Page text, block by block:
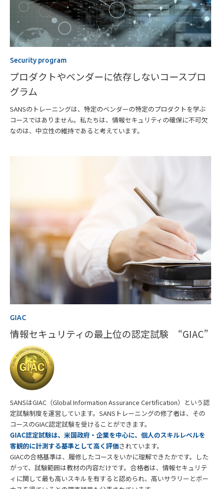
Security program
プロダクトやベンダーに依存しないコースプロ
グラム
SANSのトレーニングは、特定のベンダーの特定のプロダクトを学ぶ
コースではありません。私たちは、情報セキュリティの確保に不可欠
なのは、中立性の維持であると考えています。
GIAC
情報セキュリティの最上位の認定試験 “GIAC”
SANSはGIAC（Global Information Assurance Certification）という認
定試験制度を運営しています。SANSトレーニングの修了者は、その
コースのGIAC認定試験を受けることができます。
GIAC認定試験は、米国政府・企業を中心に、個人のスキルレベルを
客観的に計測する基準として高く評価されています。
GIACの合格基準は、履修したコースをいかに理解できたかです。した
がって、試験範囲は教材の内容だけです。合格者は、情報セキュリテ
ィに関して最も高いスキルを有すると認められ、高いサラリーとボー